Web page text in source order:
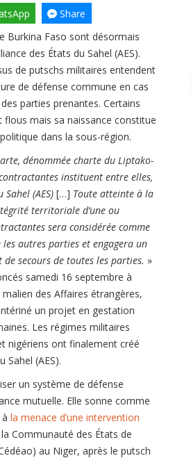
Share
Burkina Faso sont désormais
des États du Sahel (AES).
de putschs militaires entendent
de défense commune en cas
parties prenantes. Certains
mais sa naissance constitue
dans la sous-région.
dénommée charte du Liptako-
instituent entre elles,
Sahel (AES) […] Toute atteinte à la
territoriale d’une ou
sera considérée comme
autres parties et engagera un
de secours de toutes les parties. »
samedi 16 septembre à
des Affaires étrangères,
un projet en gestation
Les régimes militaires
nigériens ont finalement créé
Sahel (AES).
un système de défense
mutuelle. Elle sonne comme
la menace d’une intervention
Communauté des États de
au Niger, après le putsch